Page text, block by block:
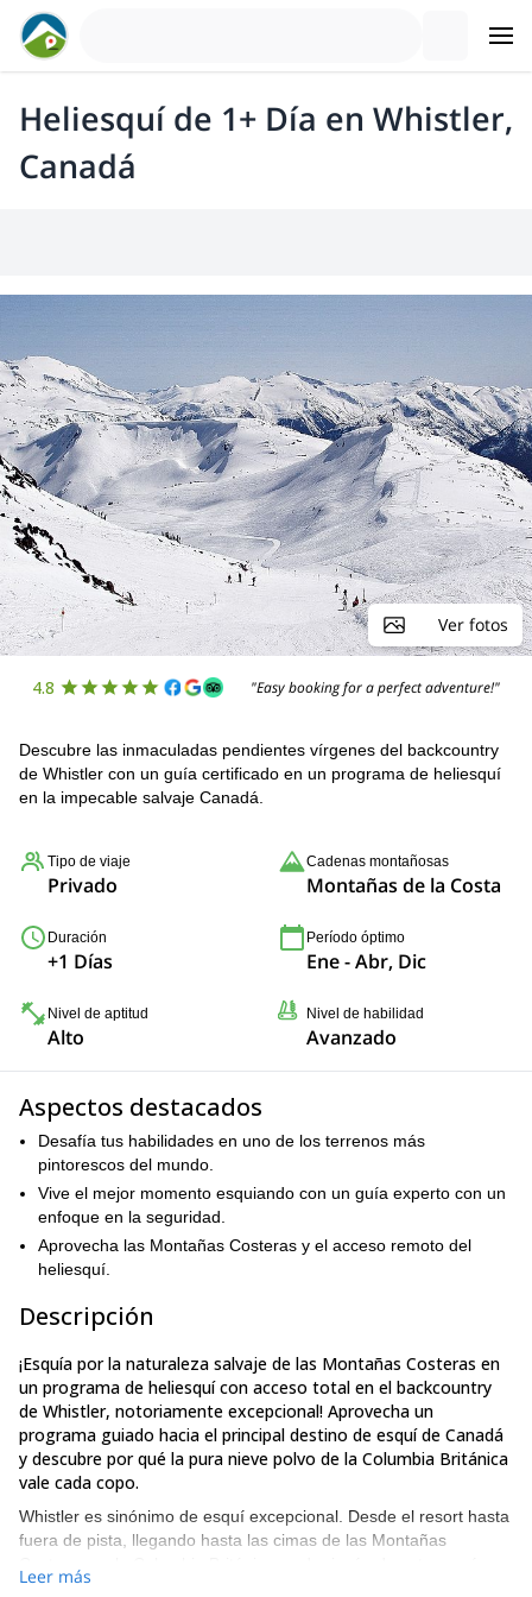
Heliesquí de 1+ Día en Whistler,
Canadá
Ver fotos
4.8 "Easy booking for a perfect adventure!"
Descubre las inmaculadas pendientes vírgenes del backcountry
de Whistler con un guía certificado en un programa de heliesquí
en la impecable salvaje Canadá.
Tipo de viaje
Privado
Cadenas montañosas
Montañas de la Costa
Duración
+1 Días
Período óptimo
Ene - Abr, Dic
Nivel de aptitud
Alto
Nivel de habilidad
Avanzado
Aspectos destacados
Desafía tus habilidades en uno de los terrenos más
pintorescos del mundo.
Vive el mejor momento esquiando con un guía experto con un
enfoque en la seguridad.
Aprovecha las Montañas Costeras y el acceso remoto del
heliesquí.
Descripción
¡Esquía por la naturaleza salvaje de las Montañas Costeras en
un programa de heliesquí con acceso total en el backcountry
de Whistler, notoriamente excepcional! Aprovecha un
programa guiado hacia el principal destino de esquí de Canadá
y descubre por qué la pura nieve polvo de la Columbia Británica
vale cada copo.
Whistler es sinónimo de esquí excepcional. Desde el resort hasta
fuera de pista, llegando hasta las cimas de las Montañas
nevado fue hecho para la perfecta aventura en nieve polvo única
Leer más